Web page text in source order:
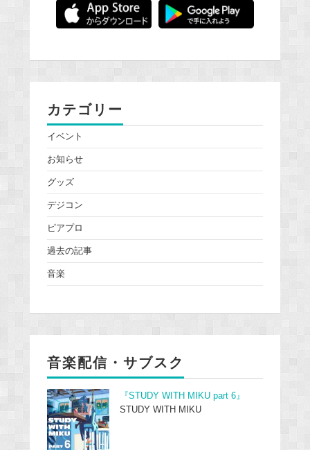
カテゴリー
イベント
お知らせ
グッズ
デジコン
ピアプロ
過去の記事
音楽
音楽配信・サブスク
『STUDY WITH MIKU part 6』
STUDY WITH MIKU